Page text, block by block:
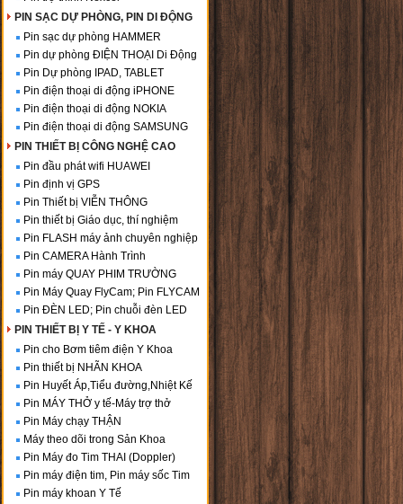
PIN SẠC DỰ PHÒNG, PIN DI ĐỘNG
Pin sạc dự phòng HAMMER
Pin dự phòng ĐIỆN THOẠI Di Động
Pin Dự phòng IPAD, TABLET
Pin điện thoại di động iPHONE
Pin điện thoại di động NOKIA
Pin điện thoại di động SAMSUNG
PIN THIẾT BỊ CÔNG NGHỆ CAO
Pin đầu phát wifi HUAWEI
Pin định vị GPS
Pin Thiết bị VIỄN THÔNG
Pin thiết bị Giáo dục, thí nghiệm
Pin FLASH máy ảnh chuyên nghiệp
Pin CAMERA Hành Trình
Pin máy QUAY PHIM TRƯỜNG
Pin Máy Quay FlyCam; Pin FLYCAM
Pin ĐÈN LED; Pin chuỗi đèn LED
PIN THIẾT BỊ Y TẾ - Y KHOA
Pin cho Bơm tiêm điện Y Khoa
Pin thiết bị NHÃN KHOA
Pin Huyết Áp,Tiểu đường,Nhiệt Kế
Pin MÁY THỞ y tế-Máy trợ thở
Pin Máy chạy THẬN
Máy theo dõi trong Sản Khoa
Pin Máy đo Tim THAI (Doppler)
Pin máy điện tim, Pin máy sốc Tim
Pin máy khoan Y Tế